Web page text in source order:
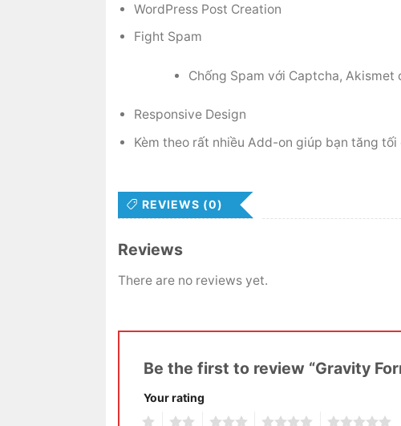
WordPress Post Creation
Fight Spam
Chống Spam với Captcha, Akismet
Responsive Design
Kèm theo rất nhiều Add-on giúp bạn tăng
REVIEWS (0)
Reviews
There are no reviews yet.
Be the first to review “Gravity
Your rating